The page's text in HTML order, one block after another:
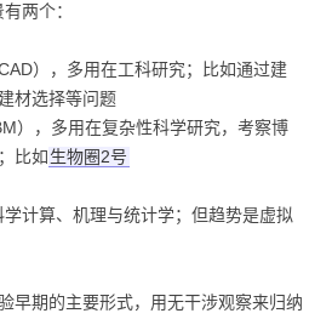
两个：
），多用在工科研究；比如通过建
材选择等问题
），多用在复杂性科学研究，考察博
比如生物圈2号
计算、机理与统计学；但趋势是虚拟
早期的主要形式，用无干涉观察来归纳